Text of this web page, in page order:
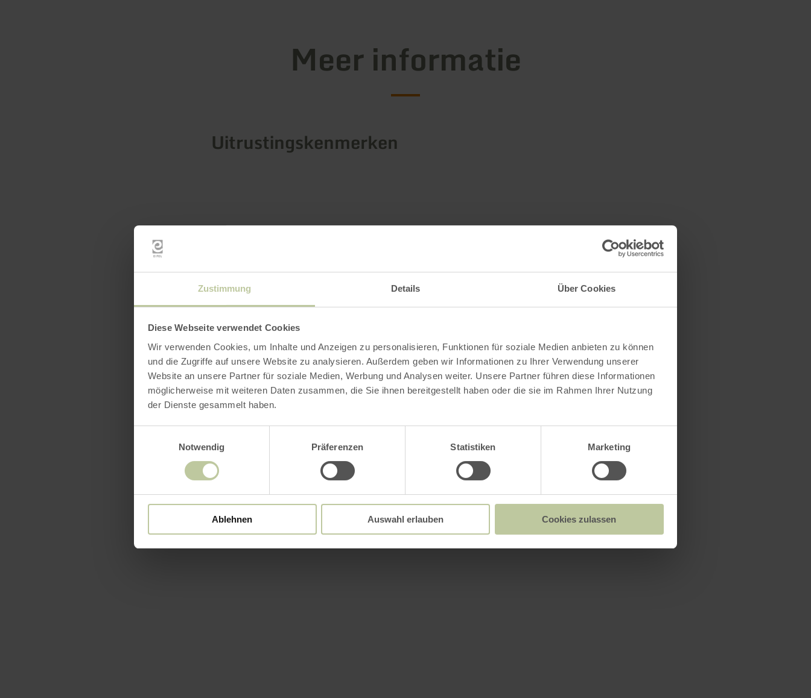
Zustimmung Details Über Cookies
Diese Webseite verwendet Cookies
Wir verwenden Cookies, um Inhalte und Anzeigen zu personalisieren, Funktionen für soziale Medien anbieten zu können
und die Zugriffe auf unsere Website zu analysieren. Außerdem geben wir Informationen zu Ihrer Verwendung unserer
Website an unsere Partner für soziale Medien, Werbung und Analysen weiter. Unsere Partner führen diese Informationen
möglicherweise mit weiteren Daten zusammen, die Sie ihnen bereitgestellt haben oder die sie im Rahmen Ihrer Nutzung
der Dienste gesammelt haben.
Notwendig
Präferenzen Statistiken Marketing
Ablehnen Auswahl erlauben Cookies zulassen
Meer informatie
Uitrustingskenmerken